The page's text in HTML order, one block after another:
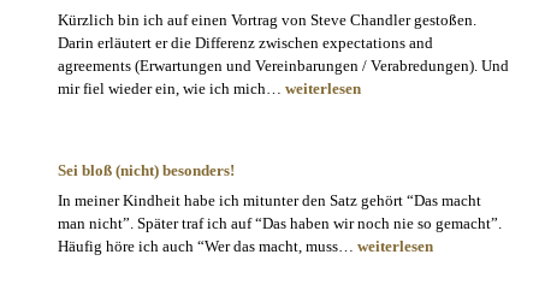
Kürzlich bin ich auf einen Vortrag von Steve Chandler gestoßen.
Darin erläutert er die Differenz zwischen expectations and
agreements (Erwartungen und Vereinbarungen / Verabredungen). Und
mir fiel wieder ein, wie ich mich… Erwartungen
weiterlesen
Sei bloß (nicht) besonders!
In meiner Kindheit habe ich mitunter den Satz gehört “Das macht
man nicht”. Später traf ich auf “Das haben wir noch nie so gemacht”.
Häufig höre ich auch “Wer das macht, muss… Sei
weiterlesen